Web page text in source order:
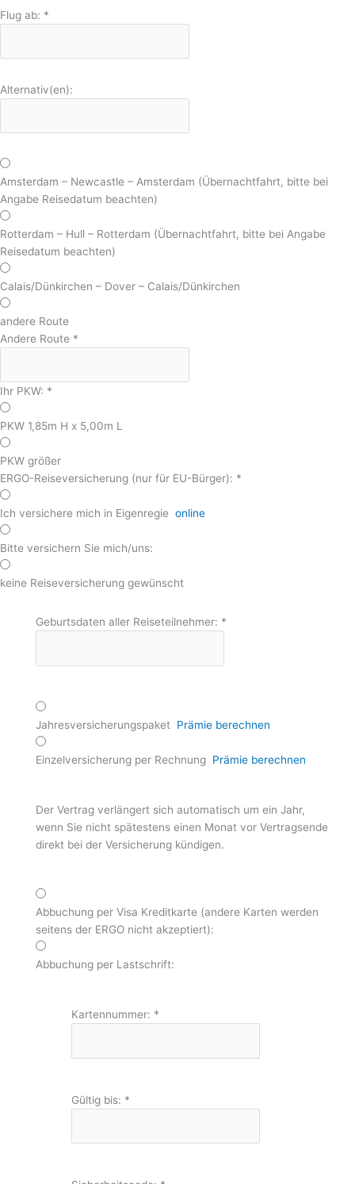
Flug ab: *
Alternativ(en):
Amsterdam – Newcastle – Amsterdam (Übernachtfahrt, bitte bei
Angabe Reisedatum beachten)
Rotterdam – Hull – Rotterdam (Übernachtfahrt, bitte bei Angabe
Reisedatum beachten)
Calais/Dünkirchen – Dover – Calais/Dünkirchen
andere Route
Andere Route *
Ihr PKW: *
PKW 1,85m H x 5,00m L
PKW größer
ERGO-Reiseversicherung (nur für EU-Bürger): *
Ich versichere mich in Eigenregie online
Bitte versichern Sie mich/uns:
keine Reiseversicherung gewünscht
Geburtsdaten aller Reiseteilnehmer: *
Jahresversicherungspaket Prämie berechnen
Einzelversicherung per Rechnung Prämie berechnen
Der Vertrag verlängert sich automatisch um ein Jahr,
wenn Sie nicht spätestens einen Monat vor Vertragsende
direkt bei der Versicherung kündigen.
Abbuchung per Visa Kreditkarte (andere Karten werden
seitens der ERGO nicht akzeptiert):
Abbuchung per Lastschrift:
Kartennummer: *
Gültig bis: *